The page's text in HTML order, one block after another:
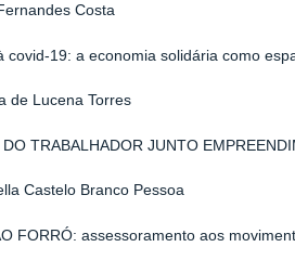
Costa
covid-19: a economia solidária como
de Lucena Torres
TRABALHADOR JUNTO
Castelo Branco Pessoa
FORRÓ: assessoramento aos